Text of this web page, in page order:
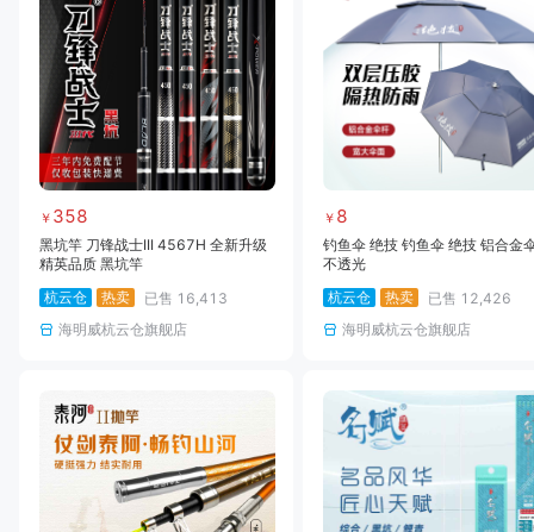
￥ 358
黑坑竿 刀锋战士III 4567H 全新升级
精英品质 黑坑竿
杭云仓
热卖 已售 16,413
海明威杭云仓旗舰店
￥ 8
钓鱼伞 绝技 钓鱼伞 绝技 铝合金
不透光
杭云仓
热卖 已售 12,426
海明威杭云仓旗舰店